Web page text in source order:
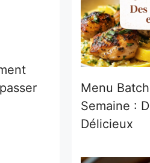
Menu
Semaine :
Délicieux